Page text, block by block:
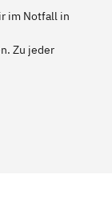
im Notfall in
Zu jeder